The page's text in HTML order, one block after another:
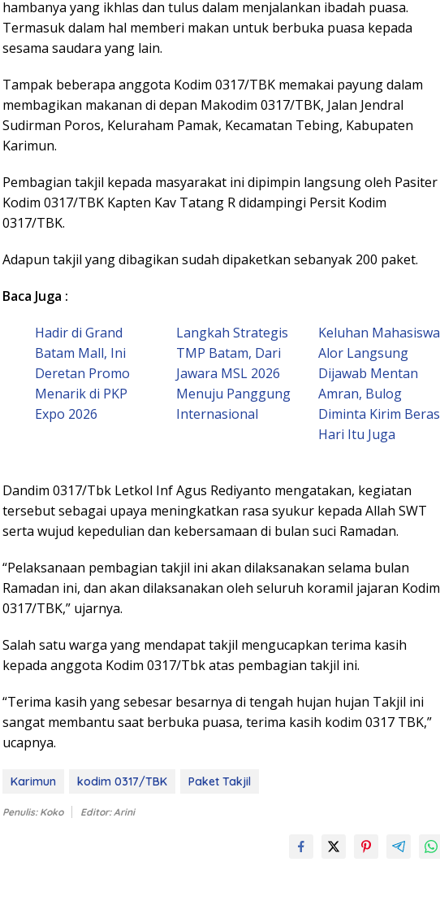
hambanya yang ikhlas dan tulus dalam menjalankan ibadah puasa.
Termasuk dalam hal memberi makan untuk berbuka puasa kepada
sesama saudara yang lain.
Tampak beberapa anggota Kodim 0317/TBK memakai payung dalam
membagikan makanan di depan Makodim 0317/TBK, Jalan Jendral
Sudirman Poros, Keluraham Pamak, Kecamatan Tebing, Kabupaten
Karimun.
Pembagian takjil kepada masyarakat ini dipimpin langsung oleh Pasiter
Kodim 0317/TBK Kapten Kav Tatang R didampingi Persit Kodim
0317/TBK.
Adapun takjil yang dibagikan sudah dipaketkan sebanyak 200 paket.
Baca Juga :
Hadir di Grand
Batam Mall, Ini
Deretan Promo
Menarik di PKP
Expo 2026
Langkah Strategis
TMP Batam, Dari
Jawara MSL 2026
Menuju Panggung
Internasional
Keluhan Mahasiswa
Alor Langsung
Dijawab Mentan
Amran, Bulog
Diminta Kirim Beras
Hari Itu Juga
Dandim 0317/Tbk Letkol Inf Agus Rediyanto mengatakan, kegiatan
tersebut sebagai upaya meningkatkan rasa syukur kepada Allah SWT
serta wujud kepedulian dan kebersamaan di bulan suci Ramadan.
“Pelaksanaan pembagian takjil ini akan dilaksanakan selama bulan
Ramadan ini, dan akan dilaksanakan oleh seluruh koramil jajaran Kodim
0317/TBK,” ujarnya.
Salah satu warga yang mendapat takjil mengucapkan terima kasih
kepada anggota Kodim 0317/Tbk atas pembagian takjil ini.
“Terima kasih yang sebesar besarnya di tengah hujan hujan Takjil ini
sangat membantu saat berbuka puasa, terima kasih kodim 0317 TBK,”
ucapnya.
Karimun kodim 0317/TBK Paket Takjil
Penulis: Koko Editor: Arini